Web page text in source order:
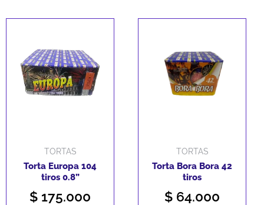
TORTAS
Torta Europa 104
tiros 0.8”
$ 175.000
TORTAS
Torta Bora Bora 42
tiros
$ 64.000